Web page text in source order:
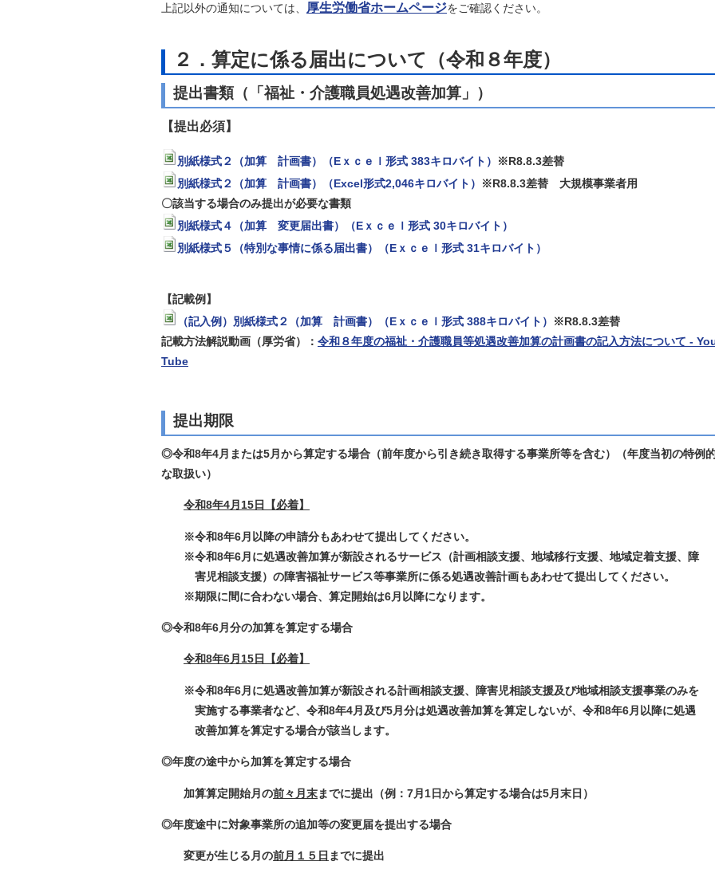
上記以外の通知については、 厚生労働省ホームページをご確認ください。
２．算定に係る届出について（令和８年度）
提出書類（「福祉・介護職員処遇改善加算 」）
【提出必須】
別紙様式２（加算 計画書）（Eｘｃｅｌ形式 383キロバイト）
※R8.8.3差替
別紙様式２（加算 計画書）（Excel形式2,046キロバイト）
※R8.8.3差替 大規模事業者用
〇該当する場合のみ提出が必要な書類
別紙様式４（加算 変更届出書）（Eｘｃｅｌ形式 30キロバイト）
別紙様式５（特別な事情に係る届出書）（Eｘｃｅｌ形式 31キロバイト）
【記載例】
（記入例）別紙様式２（加算 計画書）（Eｘｃｅｌ形式 388キロバイト）
※R8.8.3差替
記載方法解説動画（厚労省）： 令和８年度の福祉・介護職員等処遇改善加算の計画書の記入方法について -
Tube
提出期限
◎令和8年4月または5月から算定する場合（前年度から引き続き取得する事業所等を含む）（年度当初の特例
な取扱い）
令和8年4月15日【必着】
※令和8年6月以降の申請分もあわせて提出してください。
※令和8年6月に処遇改善加算が新設されるサービス（計画相談支援、地域移行支援、地域定着支援、障
害児相談支援）の障害福祉サービス等事業所に係る処遇改善計画もあわせて提出してください。
※期限に間に合わない場合、算定開始は6月以降になります。
◎令和8年6月分の加算を算定する場合
令和8年6月15日【必着】
※令和8年6月に処遇改善加算が新設される計画相談支援、障害児相談支援及び地域相談支援事業のみを
実施する事業者など、令和8年4月及び5月分は処遇改善加算を算定しないが、令和8年6月以降に処遇
改善加算を算定する場合が該当します。
◎年度の途中から加算を算定する場合
加算算定開始月の前々月末までに提出（例：7月1日から算定する場合は5月末日）
◎年度途中に対象事業所の追加等の変更届を提出する場合
変更が生じる月の前月 １５日 までに提出